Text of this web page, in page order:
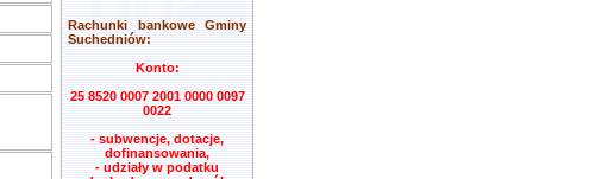
Rachunki bankowe Gminy
Suchedniów:
Konto:
25 8520 0007 2001 0000 0097
0022
- subwencje, dotacje,
dofinansowania,
- udziały w podatku